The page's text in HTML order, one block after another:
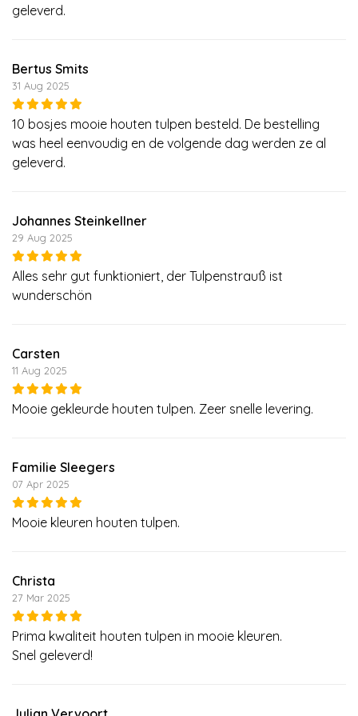
geleverd.
Bertus Smits
31 Aug 2025
10 bosjes mooie houten tulpen besteld. De bestelling
was heel eenvoudig en de volgende dag werden ze al
geleverd.
Johannes Steinkellner
29 Aug 2025
Alles sehr gut funktioniert, der Tulpenstrauß ist
wunderschön
Carsten
11 Aug 2025
Mooie gekleurde houten tulpen. Zeer snelle levering.
Familie Sleegers
07 Apr 2025
Mooie kleuren houten tulpen.
Christa
27 Mar 2025
Prima kwaliteit houten tulpen in mooie kleuren.
Snel geleverd!